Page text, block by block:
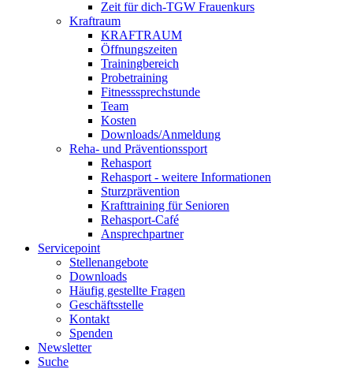
Zeit für dich-TGW Frauenkurs
Kraftraum
KRAFTRAUM
Öffnungszeiten
Trainingbereich
Probetraining
Fitnesssprechstunde
Team
Kosten
Downloads/Anmeldung
Reha- und Präventionssport
Rehasport
Rehasport - weitere Informationen
Sturzprävention
Krafttraining für Senioren
Rehasport-Café
Ansprechpartner
Servicepoint
Stellenangebote
Downloads
Häufig gestellte Fragen
Geschäftsstelle
Kontakt
Spenden
Newsletter
Suche